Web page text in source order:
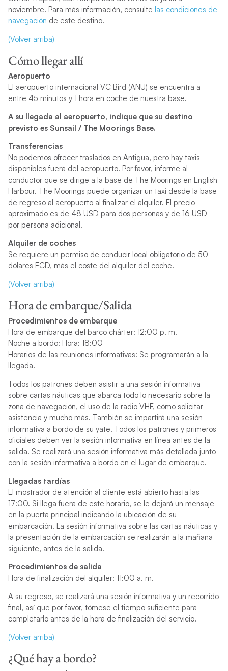
noviembre. Para más información, consulte las condiciones de
navegación de este destino.
(Volver arriba)
Cómo llegar allí
Aeropuerto
El aeropuerto internacional VC Bird (ANU) se encuentra a
entre 45 minutos y 1 hora en coche de nuestra base.
A su llegada al aeropuerto, indique que su destino
previsto es Sunsail / The Moorings Base.
Transferencias
No podemos ofrecer traslados en Antigua, pero hay taxis
disponibles fuera del aeropuerto. Por favor, informe al
conductor que se dirige a la base de The Moorings en English
Harbour. The Moorings puede organizar un taxi desde la base
de regreso al aeropuerto al finalizar el alquiler. El precio
aproximado es de 48 USD para dos personas y de 16 USD
por persona adicional.
Alquiler de coches
Se requiere un permiso de conducir local obligatorio de 50
dólares ECD, más el coste del alquiler del coche.
(Volver arriba)
Hora de embarque/Salida
Procedimientos de embarque
Hora de embarque del barco chárter: 12:00 p. m.
Noche a bordo: Hora: 18:00
Horarios de las reuniones informativas: Se programarán a la
llegada.
Todos los patrones deben asistir a una sesión informativa
sobre cartas náuticas que abarca todo lo necesario sobre la
zona de navegación, el uso de la radio VHF, cómo solicitar
asistencia y mucho más. También se impartirá una sesión
informativa a bordo de su yate. Todos los patrones y primeros
oficiales deben ver la sesión informativa en línea antes de la
salida. Se realizará una sesión informativa más detallada junto
con la sesión informativa a bordo en el lugar de embarque.
Llegadas tardías
El mostrador de atención al cliente está abierto hasta las
17:00. Si llega fuera de este horario, se le dejará un mensaje
en la puerta principal indicando la ubicación de su
embarcación. La sesión informativa sobre las cartas náuticas y
la presentación de la embarcación se realizarán a la mañana
siguiente, antes de la salida.
Procedimientos de salida
Hora de finalización del alquiler: 11:00 a. m.
A su regreso, se realizará una sesión informativa y un recorrido
final, así que por favor, tómese el tiempo suficiente para
completarlo antes de la hora de finalización del servicio.
(Volver arriba)
¿Qué hay a bordo?